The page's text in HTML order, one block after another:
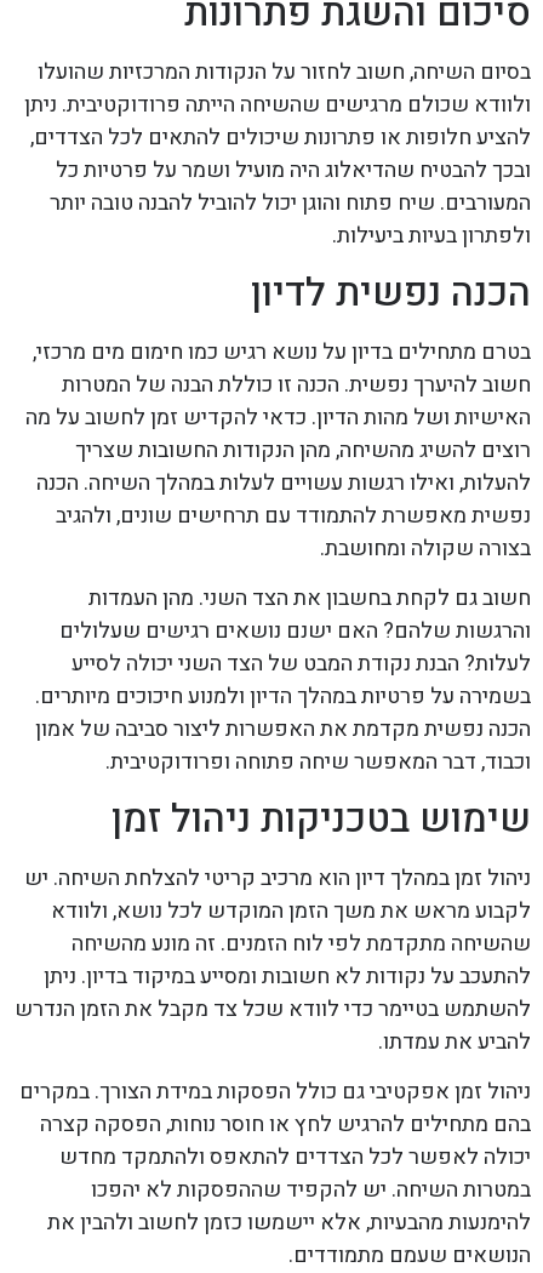
סיכום והשגת פתרונות
בסיום השיחה, חשוב לחזור על הנקודות המרכזיות שהועלו
ולוודא שכולם מרגישים שהשיחה הייתה פרודוקטיבית. ניתן
להציע חלופות או פתרונות שיכולים להתאים לכל הצדדים,
ובכך להבטיח שהדיאלוג היה מועיל ושמר על פרטיות כל
המעורבים. שיח פתוח והוגן יכול להוביל להבנה טובה יותר
ולפתרון בעיות ביעילות.
הכנה נפשית לדיון
בטרם מתחילים בדיון על נושא רגיש כמו חימום מים מרכזי,
חשוב להיערך נפשית. הכנה זו כוללת הבנה של המטרות
האישיות ושל מהות הדיון. כדאי להקדיש זמן לחשוב על מה
רוצים להשיג מהשיחה, מהן הנקודות החשובות שצריך
להעלות, ואילו רגשות עשויים לעלות במהלך השיחה. הכנה
נפשית מאפשרת להתמודד עם תרחישים שונים, ולהגיב
בצורה שקולה ומחושבת.
חשוב גם לקחת בחשבון את הצד השני. מהן העמדות
והרגשות שלהם? האם ישנם נושאים רגישים שעלולים
לעלות? הבנת נקודת המבט של הצד השני יכולה לסייע
בשמירה על פרטיות במהלך הדיון ולמנוע חיכוכים מיותרים.
הכנה נפשית מקדמת את האפשרות ליצור סביבה של אמון
וכבוד, דבר המאפשר שיחה פתוחה ופרודוקטיבית.
שימוש בטכניקות ניהול זמן
ניהול זמן במהלך דיון הוא מרכיב קריטי להצלחת השיחה. יש
לקבוע מראש את משך הזמן המוקדש לכל נושא, ולוודא
שהשיחה מתקדמת לפי לוח הזמנים. זה מונע מהשיחה
להתעכב על נקודות לא חשובות ומסייע במיקוד בדיון. ניתן
להשתמש בטיימר כדי לוודא שכל צד מקבל את הזמן הנדרש
להביע את עמדתו.
ניהול זמן אפקטיבי גם כולל הפסקות במידת הצורך. במקרים
בהם מתחילים להרגיש לחץ או חוסר נוחות, הפסקה קצרה
יכולה לאפשר לכל הצדדים להתאפס ולהתמקד מחדש
במטרות השיחה. יש להקפיד שההפסקות לא יהפכו
להימנעות מהבעיות, אלא יישמשו כזמן לחשוב ולהבין את
הנושאים שעמם מתמודדים.